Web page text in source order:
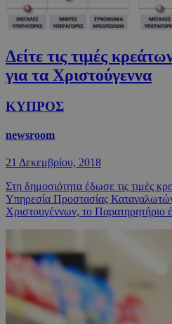
Δείτε τις τιμές
για τα Χριστούγεννα
ΚΥΠΡΟΣ
newsroom
21 Δεκεμβρίου, 2018
Στη δημοσιότητα έδωσε τις τιμές
Υπηρεσία Προστασίας
Χριστουγέννων, το Παρατηρητήριο